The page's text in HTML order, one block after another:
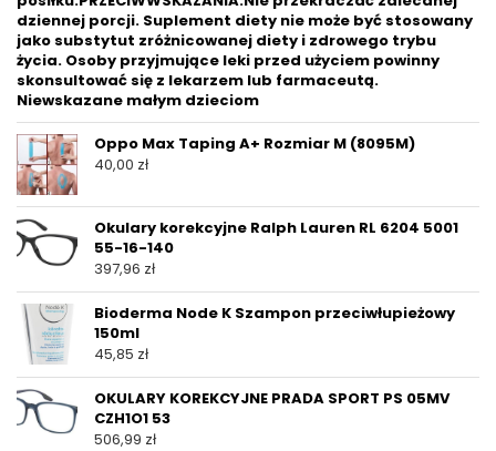
dziennej porcji. Suplement diety nie może być stosowany
jako substytut zróżnicowanej diety i zdrowego trybu
życia. Osoby przyjmujące leki przed użyciem powinny
skonsultować się z lekarzem lub farmaceutą.
Niewskazane małym dzieciom
Oppo Max Taping A+ Rozmiar M (8095M)
40,00 zł
Okulary korekcyjne Ralph Lauren RL 6204 5001
55-16-140
397,96 zł
Bioderma Node K Szampon przeciwłupieżowy
150ml
45,85 zł
OKULARY KOREKCYJNE PRADA SPORT PS 05MV
CZH1O1 53
506,99 zł